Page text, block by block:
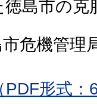
徳島市の
理局
形式：